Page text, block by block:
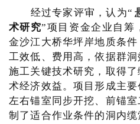
经过专家评审，认为“
术研究”项目资金企业自筹
金沙江大桥华坪岸地质条
工效低、费用高，依据群
施工关键技术研究，取得
术经济效益。项目形成主
左右锚室同步开挖、前锚
制了适合作业条件的洞内